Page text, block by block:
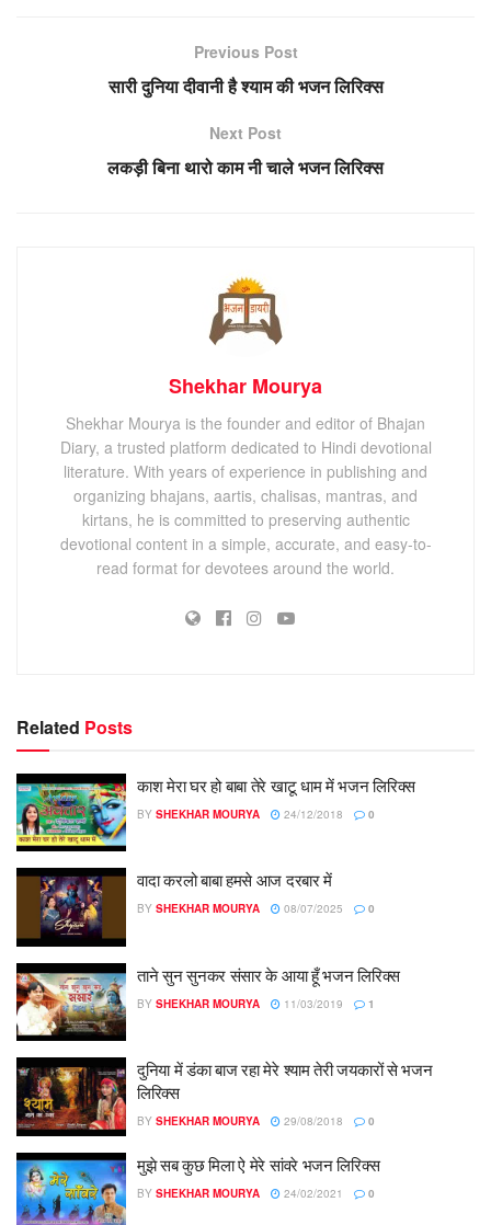
Previous Post
सारी दुनिया दीवानी है श्याम की भजन लिरिक्स
Next Post
लकड़ी बिना थारो काम नी चाले भजन लिरिक्स
Shekhar Mourya
Shekhar Mourya is the founder and editor of Bhajan
Diary, a trusted platform dedicated to Hindi devotional
literature. With years of experience in publishing and
organizing bhajans, aartis, chalisas, mantras, and
kirtans, he is committed to preserving authentic
devotional content in a simple, accurate, and easy-to-
read format for devotees around the world.
Related Posts
काश मेरा घर हो बाबा तेरे खाटू धाम में भजन लिरिक्स
BY SHEKHAR MOURYA 24/12/2018 0
वादा करलो बाबा हमसे आज दरबार में
BY SHEKHAR MOURYA 08/07/2025 0
ताने सुन सुनकर संसार के आया हूँ भजन लिरिक्स
BY SHEKHAR MOURYA 11/03/2019 1
दुनिया में डंका बाज रहा मेरे श्याम तेरी जयकारों से भजन
लिरिक्स
BY SHEKHAR MOURYA 29/08/2018 0
मुझे सब कुछ मिला ऐ मेरे सांवरे भजन लिरिक्स
BY SHEKHAR MOURYA 24/02/2021 0